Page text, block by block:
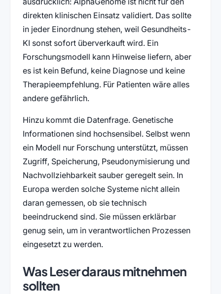
direkten klinischen Einsatz validiert. Das sollte
in jeder Einordnung stehen, weil Gesundheits-
KI sonst sofort überverkauft wird. Ein
Forschungsmodell kann Hinweise liefern, aber
es ist kein Befund, keine Diagnose und keine
Therapieempfehlung. Für Patienten wäre alles
andere gefährlich.
Hinzu kommt die Datenfrage. Genetische
Informationen sind hochsensibel. Selbst wenn
ein Modell nur Forschung unterstützt, müssen
Zugriff, Speicherung, Pseudonymisierung und
Nachvollziehbarkeit sauber geregelt sein. In
Europa werden solche Systeme nicht allein
daran gemessen, ob sie technisch
beeindruckend sind. Sie müssen erklärbar
genug sein, um in verantwortlichen Prozessen
eingesetzt zu werden.
Was Leser daraus mitnehmen
sollten